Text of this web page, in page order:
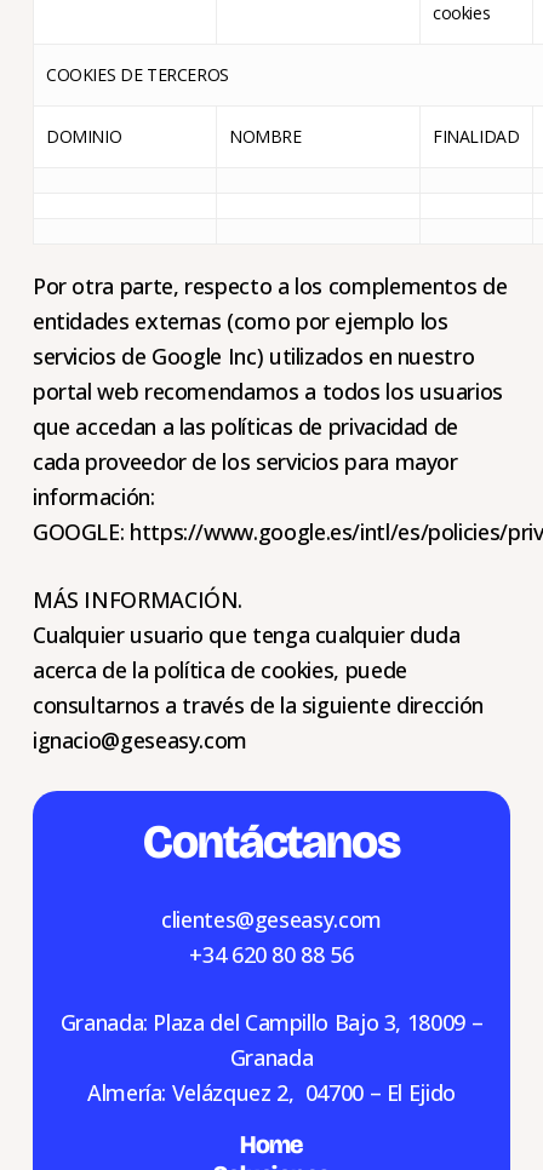
cookies
COOKIES DE TERCEROS
DOMINIO NOMBRE FINALIDAD
Por otra parte, respecto a los complementos de
entidades externas (como por ejemplo los
servicios de Google Inc) utilizados en nuestro
portal web recomendamos a todos los usuarios
que accedan a las políticas de privacidad de
cada proveedor de los servicios para mayor
información:
GOOGLE: https://www.google.es/intl/es/policies/
MÁS INFORMACIÓN.
Cualquier usuario que tenga cualquier duda
acerca de la política de cookies, puede
consultarnos a través de la siguiente dirección
ignacio@geseasy.com
Contáctanos
clientes@geseasy.com
+34 620 80 88 56
Granada: Plaza del Campillo Bajo 3, 18009 –
Granada
Almería: Velázquez 2, 04700 – El Ejido
Home